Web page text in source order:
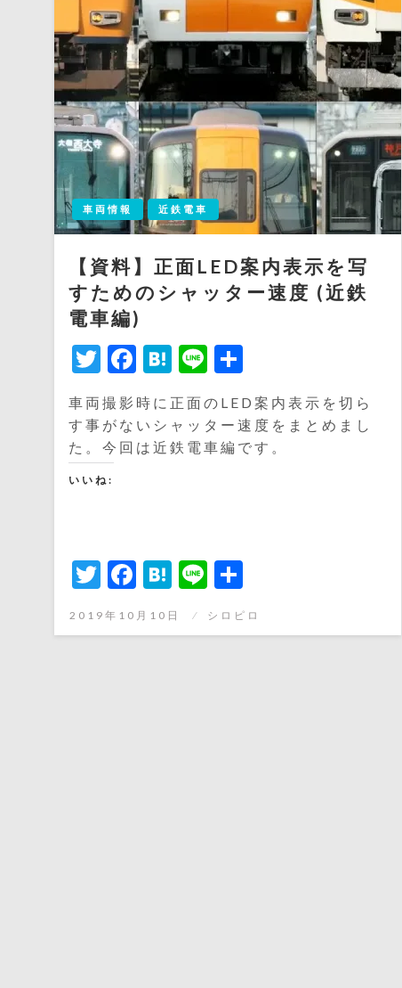
車両情報 近鉄電車
【資料】正面LED案内表示を写
すためのシャッター速度 (近鉄
電車編)
Twitter
Facebook
Hatena
Line
有
車両撮影時に正面のLED案内表示を切ら
す事がないシャッター速度をまとめまし
た。今回は近鉄電車編です。
いいね:
Twitter
Facebook
Hatena
Line
有
投
日:
2019年10月10日 シロピロ